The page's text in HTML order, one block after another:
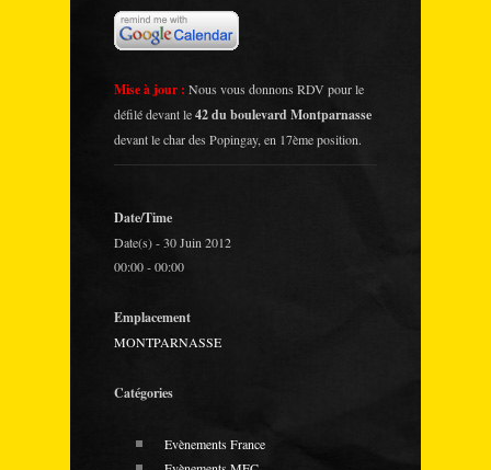
Mise à jour : Nous vous donnons RDV pour le
défilé devant le42 du boulevard Montparnasse
devant le char des Popingay, en 17ème position.
Date/Time
Date(s) - 30 Juin 2012
00:00 - 00:00
Emplacement
MONTPARNASSE
Catégories
Evènements France